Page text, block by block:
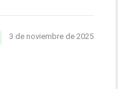
3 de noviembre de 2025